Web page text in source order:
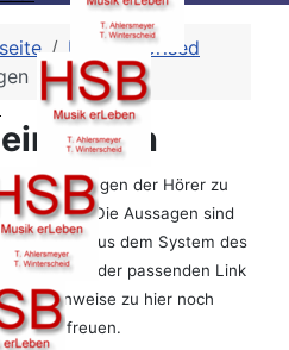
Uncategorised
die Meinungen der Hörer zu
Die Aussagen sind
aus dem System des
möglich ist der passenden Link
Hinweise zu hier noch
freuen.